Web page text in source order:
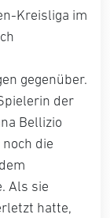
Kreisliga im
gegenüber.
der
Bellizio
die
Als sie
hatte,